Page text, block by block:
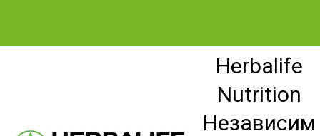
Herbalife
Nutrition
Независим